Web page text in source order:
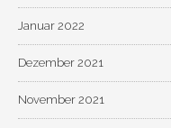
Januar 2022
Dezember 2021
November 2021